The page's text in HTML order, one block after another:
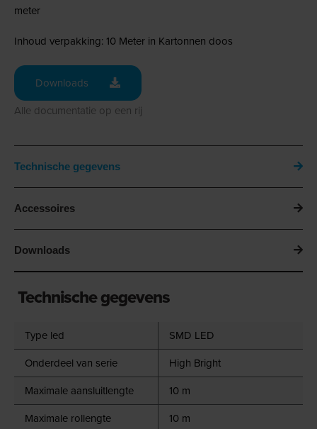
meter
Inhoud verpakking: 10 Meter in Kartonnen doos
Downloads
Alle documentatie op een rij
Technische gegevens
Accessoires
Downloads
Technische gegevens
Type led
SMD LED
Onderdeel van serie
High Bright
Maximale aansluitlengte
10 m
Maximale rollengte
10 m